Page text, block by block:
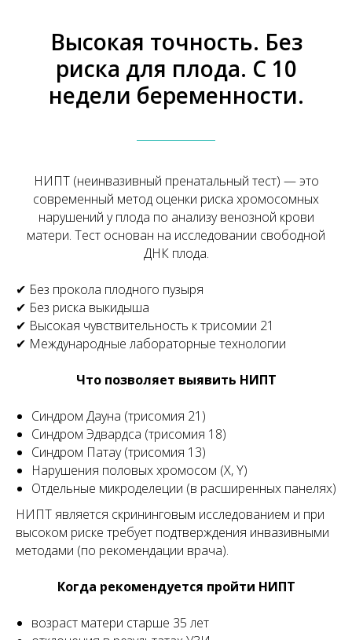
Высокая точность. Без
риска для плода. С 10
недели беременности.
НИПТ (неинвазивный пренатальный тест) — это
современный метод оценки риска хромосомных
нарушений у плода по анализу венозной крови
матери. Тест основан на исследовании свободной
ДНК плода.
✔ Без прокола плодного пузыря
✔ Без риска выкидыша
✔ Высокая чувствительность к трисомии 21
✔ Международные лабораторные технологии
Что позволяет выявить НИПТ
Синдром Дауна (трисомия 21)
Синдром Эдвардса (трисомия 18)
Синдром Патау (трисомия 13)
Нарушения половых хромосом (X, Y)
Отдельные микроделеции (в расширенных панелях)
НИПТ является скрининговым исследованием и при
высоком риске требует подтверждения инвазивными
методами (по рекомендации врача).
Когда рекомендуется пройти НИПТ
возраст матери старше 35 лет